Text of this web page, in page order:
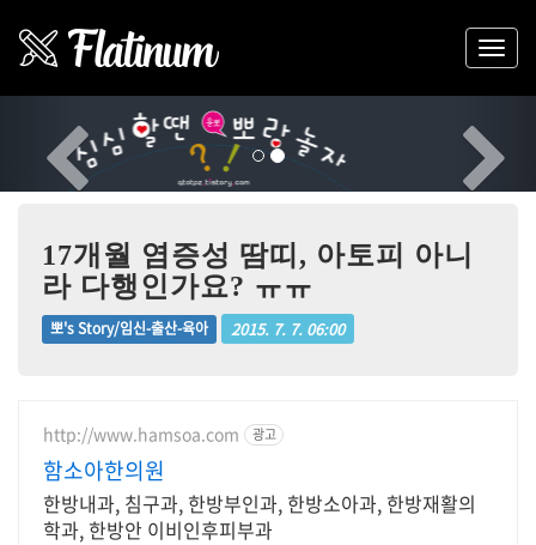
Previous
17개월 염증성 땀띠, 아토피 아니
라 다행인가요? ㅠㅠ
뽀's Story/임신-출산-육아 2015. 7. 7. 06:00
http://www.hamsoa.com 광고
함소아한의원
한방내과, 침구과, 한방부인과, 한방소아과, 한방재활의
학과, 한방안 이비인후피부과